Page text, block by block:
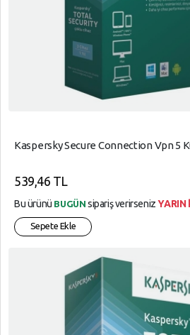
Kaspersky Secure Connection Vpn 5
539,46 TL
Bu ürünü BUGÜN sipariş verirseniz
Sepete Ekle